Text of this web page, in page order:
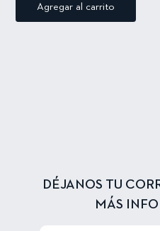
Agregar al carrito
DÉJANOS TU
MÁS